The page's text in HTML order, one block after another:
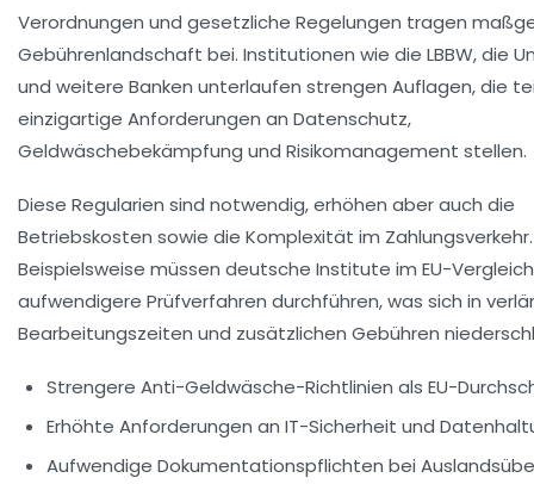
Verordnungen und gesetzliche Regelungen tragen
Gebührenlandschaft bei. Institutionen wie die LBBW, die
und weitere Banken unterlaufen strengen Auflagen, die
einzigartige Anforderungen an Datenschutz,
Geldwäschebekämpfung und Risikomanagement stellen.
Diese Regularien sind notwendig, erhöhen aber auch die
Betriebskosten sowie die Komplexität im Zahlungsverkehr.
Beispielsweise müssen deutsche Institute im EU-Vergleich
aufwendigere Prüfverfahren durchführen, was sich in
Bearbeitungszeiten und zusätzlichen Gebühren
Strengere Anti-Geldwäsche-Richtlinien als EU-
Erhöhte Anforderungen an IT-Sicherheit und
Aufwendige Dokumentationspflichten bei